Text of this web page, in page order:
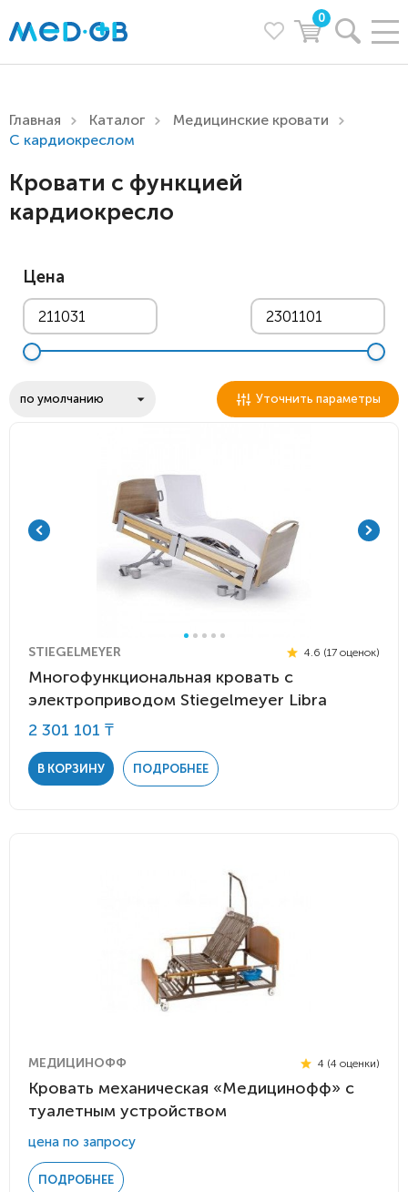
0
Главная Каталог
Медицинские кровати
С кардиокреслом
Кровати с функцией
кардиокресло
Цена
Уточнить параметры
STIEGELMEYER 4.6 (17 оценок)
Многофункциональная кровать с
электроприводом Stiegelmeyer Libra
2 301 101 ₸
В КОРЗИНУ ПОДРОБНЕЕ
МЕДИЦИНОФФ 4 (4 оценки)
Кровать механическая «Медицинофф» с
туалетным устройством
цена по запросу
ПОДРОБНЕЕ